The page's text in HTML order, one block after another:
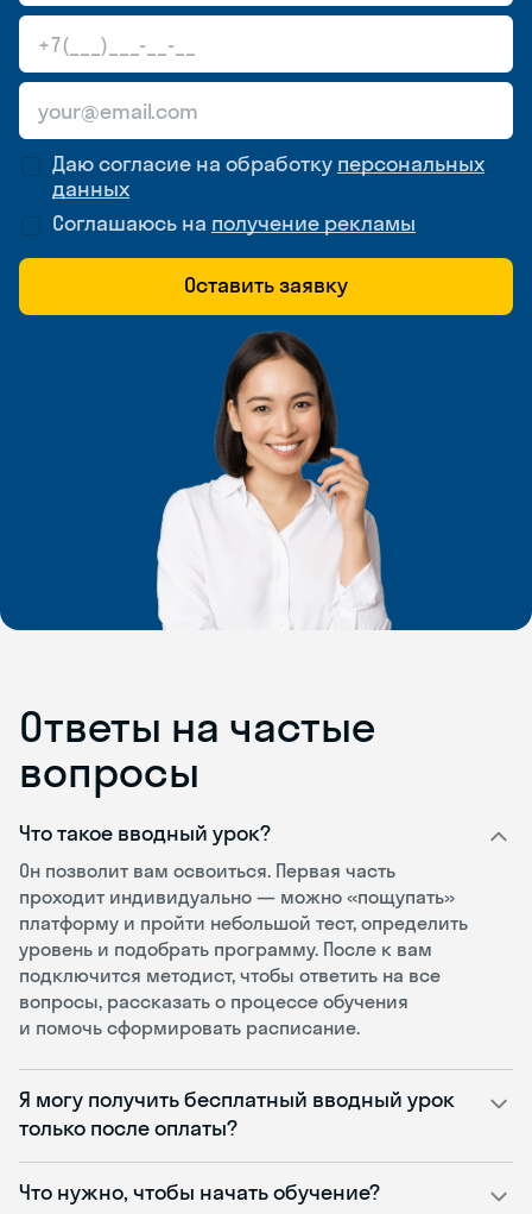
Даю согласие на обработку персональных
данных
Соглашаюсь на получение рекламы
Оставить заявку
Ответы на частые
вопросы
Что такое вводный урок?
Он позволит вам освоиться. Первая часть
проходит индивидуально — можно «пощупать»
платформу и пройти небольшой тест, определить
уровень и подобрать программу. После к вам
подключится методист, чтобы ответить на все
вопросы, рассказать о процессе обучения
и помочь сформировать расписание.
Я могу получить бесплатный вводный урок
только после оплаты?
Что нужно, чтобы начать обучение?